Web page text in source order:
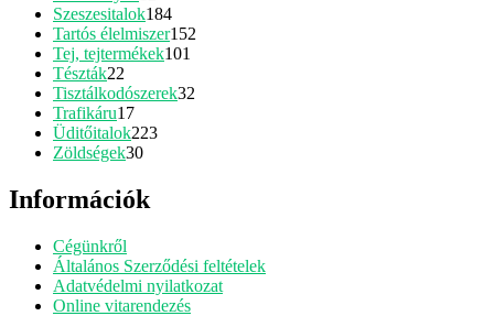
termék
Szeszesitalok184184
termék
Tartós élelmiszer152
Tej, tejtermékek101
Tészták22
termék
Tisztálkodószerek32
Trafikáru1717
termék
Üditőitalok223223
Zöldségek3030
Információk
Cégünkről
Általános Szerződési feltételek
Adatvédelmi nyilatkozat
Online vitarendezés